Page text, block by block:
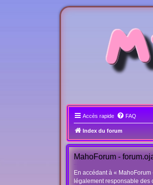
Accès rapide FAQ
Index du forum
MahoForum -
En accédant à «
légalement responsable des